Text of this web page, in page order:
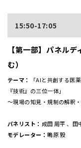
15:50-17:05
【第一部】パネル
む）
テーマ：
「AIと共創する医
『技術』の三位一体」
～現場の知見・規制の解釈
パネリスト： 成田 周平 、田
モデレーター：鴫原 毅